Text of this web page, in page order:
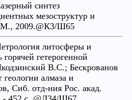
синтез
мезоструктур и
М., 2009.@К3/Ш65
литосферы и
гетерогенной
В.С.; Бескрованов
алмаза и
Сиб. отд-ния Рос. акад.